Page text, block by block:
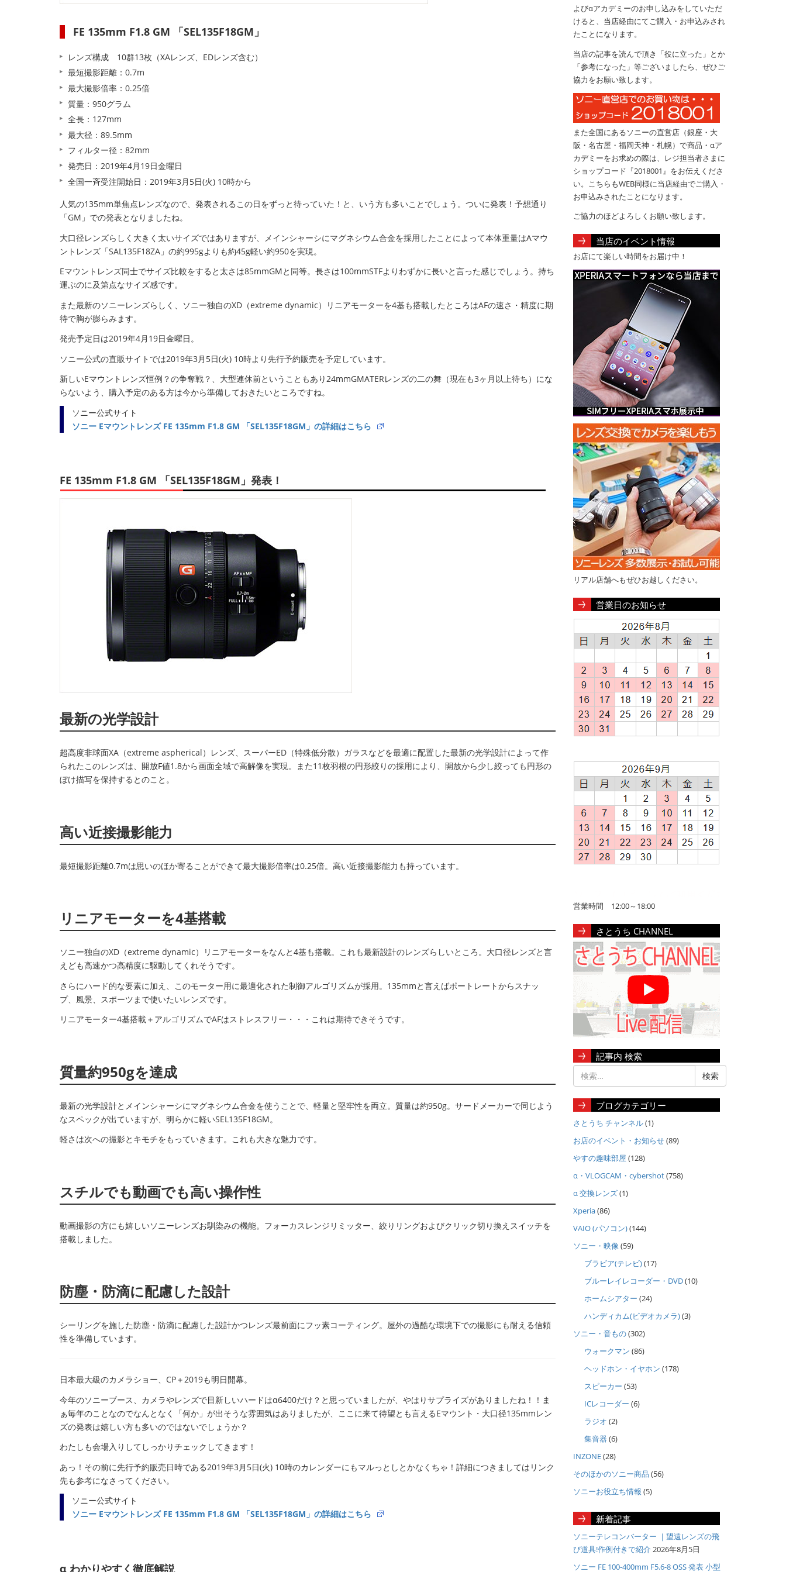
FE 135mm F1.8 GM 「SEL135F18GM」
レンズ構成 10群13枚（XAレンズ、EDレンズ含む）
最短撮影距離：0.7m
最大撮影倍率：0.25倍
質量：950グラム
全長：127mm
最大径：89.5mm
フィルター径：82mm
発売日：2019年4月19日金曜日
全国一斉受注開始日：2019年3月5日(火) 10時から
人気の135mm単焦点レンズなので、発表されるこの日をずっと待っていた！と、いう方も多いことでしょう。ついに発表！予想通り
「GM」での発表となりましたね。
大口径レンズらしく大きく太いサイズではありますが、メインシャーシにマグネシウム合金を採用したことによって本体重量はAマウ
ントレンズ「SAL135F18ZA」の約995gよりも約45g軽い約950を実現。
Eマウントレンズ同士でサイズ比較をすると太さは85mmGMと同等。長さは100mmSTFよりわずかに長いと言った感じでしょう。持ち
運ぶのに及第点なサイズ感です。
また最新のソニーレンズらしく、ソニー独自のXD（extreme dynamic）リニアモーターを4基も搭載したところはAFの速さ・精度に期
待で胸が膨らみます。
発売予定日は2019年4月19日金曜日。
ソニー公式の直販サイトでは2019年3月5日(火) 10時より先行予約販売を予定しています。
新しいEマウントレンズ恒例？の争奪戦？、大型連休前ということもあり24mmGMATERレンズの二の舞（現在も3ヶ月以上待ち）にな
らないよう、購入予定のある方は今から準備しておきたいところですね。
ソニー公式サイト
ソニー Eマウントレンズ FE 135mm F1.8 GM 「SEL135F18GM」の詳細はこちら
FE 135mm F1.8 GM 「SEL135F18GM」発表！
最新の光学設計
超高度非球面XA（extreme aspherical）レンズ、スーパーED（特殊低分散）ガラスなどを最適に配置した最新の光学設計によって作
られたこのレンズは、開放F値1.8から画面全域で高解像を実現。また11枚羽根の円形絞りの採用により、開放から少し絞っても円形の
ぼけ描写を保持するとのこと。
高い近接撮影能力
最短撮影距離0.7mは思いのほか寄ることができて最大撮影倍率は0.25倍。高い近接撮影能力も持っています。
リニアモーターを4基搭載
ソニー独自のXD（extreme dynamic）リニアモーターをなんと4基も搭載。これも最新設計のレンズらしいところ。大口径レンズと言
えども高速かつ高精度に駆動してくれそうです。
さらにハード的な要素に加え、このモーター用に最適化された制御アルゴリズムが採用。135mmと言えばポートレートからスナッ
プ、風景、スポーツまで使いたいレンズです。
リニアモーター4基搭載＋アルゴリズムでAFはストレスフリー・・・これは期待できそうです。
質量約950gを達成
最新の光学設計とメインシャーシにマグネシウム合金を使うことで、軽量と堅牢性を両立。質量は約950g。サードメーカーで同じよう
なスペックが出ていますが、明らかに軽いSEL135F18GM。
軽さは次への撮影とキモチをもっていきます。これも大きな魅力です。
スチルでも動画でも高い操作性
動画撮影の方にも嬉しいソニーレンズお馴染みの機能。フォーカスレンジリミッター、絞りリングおよびクリック切り換えスイッチを
搭載しました。
防塵・防滴に配慮した設計
シーリングを施した防塵・防滴に配慮した設計かつレンズ最前面にフッ素コーティング。屋外の過酷な環境下での撮影にも耐える信頼
性を準備しています。
日本最大級のカメラショー、CP＋2019も明日開幕。
今年のソニーブース、カメラやレンズで目新しいハードはα6400だけ？と思っていましたが、やはりサプライズがありましたね！！ま
ぁ毎年のことなのでなんとなく「何か」が出そうな雰囲気はありましたが、ここに来て待望とも言えるEマウント・大口径135mmレン
ズの発表は嬉しい方も多いのではないでしょうか？
わたしも会場入りしてしっかりチェックしてきます！
あっ！その前に先行予約販売日時である2019年3月5日(火) 10時のカレンダーにもマルっとしとかなくちゃ！詳細につきましてはリンク
先も参考になさってください。
ソニー公式サイト
ソニー Eマウントレンズ FE 135mm F1.8 GM 「SEL135F18GM」の詳細はこちら
α わかりやすく徹底解説
よびαアカデミーのお申し込みをしていただ
けると、当店経由にてご購入・お申込みされ
たことになります。
当店の記事を読んで頂き「役に立った」とか
「参考になった」等ございましたら、ぜひご
協力をお願い致します。
また全国にあるソニーの直営店（銀座・大
阪・名古屋・福岡天神・札幌）で商品・αア
カデミーをお求めの際は、レジ担当者さまに
ショップコード『2018001』をお伝えくださ
い。こちらもWEB同様に当店経由でご購入・
お申込みされたことになります。
ご協力のほどよろしくお願い致します。
当店のイベント情報
お店にて楽しい時間をお届け中！
リアル店舗へもぜひお越しください。
営業日のお知らせ
営業時間 12:00～18:00
さとうち CHANNEL
記事内 検索
ブログカテゴリー
さとうち チャンネル(1)
お店のイベント・お知らせ(89)
やすの趣味部屋 (128)
α・VLOGCAM・cybershot(758)
α 交換レンズ(1)
Xperia(86)
VAIO (パソコン)(144)
ソニー・映像(59)
ブラビア(テレビ)(17)
ブルーレイレコーダー・DVD(10)
ホームシアター (24)
ハンディカム(ビデオカメラ)(3)
ソニー・音もの(302)
ウォークマン (86)
ヘッドホン・イヤホン (178)
スピーカー (53)
ICレコーダー (6)
ラジオ (2)
集音器 (6)
INZONE(28)
そのほかのソニー商品 (56)
ソニーお役立ち情報 (5)
新着記事
ソニーテレコンバーター ｜望遠レンズの飛
び道具!作例付きで紹介2026年8月5日
ソニー FE 100-400mm F5.6-8 OSS 発表 小型